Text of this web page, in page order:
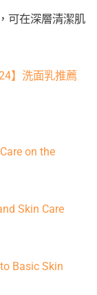
可在深層清潔肌
】洗面乳推薦
on the
Skin Care
Basic Skin